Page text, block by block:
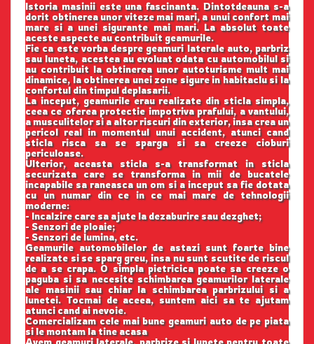
Istoria masinii este una fascinanta. Dintotdeauna s-a
dorit obtinerea unor viteze mai mari, a unui confort mai
mare si a unei sigurante mai mari. La absolut toate
aceste aspecte au contribuit geamurile.
Fie ca este vorba despre geamuri laterale auto, parbriz
sau luneta, acestea au evoluat odata cu automobilul si
au contribuit la obtinerea unor autoturisme mult mai
dinamice, la obtinerea unei zone sigure in habitaclu si la
confortul din timpul deplasarii.
La inceput, geamurile erau realizate din sticla simpla,
ceea ce oferea protectie impotriva prafului, a vantului,
a musculitelor si a altor riscuri din exterior, insa crea un
pericol real in momentul unui accident, atunci cand
sticla risca sa se sparga si sa creeze cioburi
periculoase.
Ulterior, aceasta sticla s-a transformat in sticla
securizata care se transforma in mii de bucatele
incapabile sa raneasca un om si a inceput sa fie dotata
cu un numar din ce in ce mai mare de tehnologii
moderne:
- Incalzire care sa ajute la dezaburire sau dezghet;
- Senzori de ploaie;
- Senzori de lumina, etc.
Geamurile automobilelor de astazi sunt foarte bine
realizate si se sparg greu, insa nu sunt scutite de riscul
de a se crapa. O simpla pietricica poate sa creeze o
paguba si sa necesite schimbarea geamurilor laterale
ale masinii sau chiar la schimbarea parbrizului si a
lunetei. Tocmai de aceea, suntem aici sa te ajutam
atunci cand ai nevoie.
Comercializam cele mai bune geamuri auto de pe piata
si le montam la tine acasa